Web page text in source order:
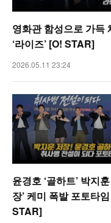
영화관 함성으로 가득
‘라이즈’ [O! STAR]
2026.05.11 23:24
윤경호 ‘골하트’ 박지훈
장’ 케미 폭발 포토타
STAR]